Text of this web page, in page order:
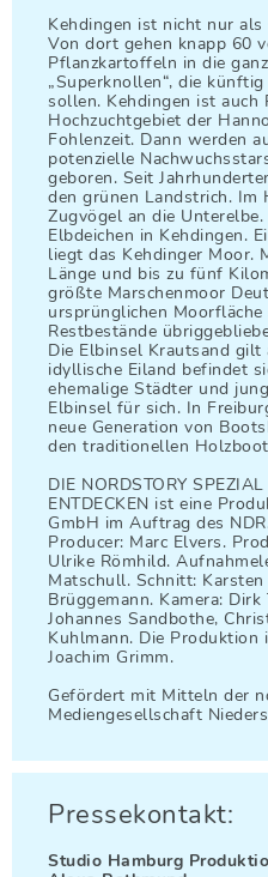
Kehdingen ist nicht nur
Von dort gehen knapp 60
Pflanzkartoffeln in die
„Superknollen“, die
sollen. Kehdingen ist auch
Hochzuchtgebiet der
Fohlenzeit. Dann werden
potenzielle
geboren. Seit
den grünen Landstrich. Im
Zugvögel an die
Elbdeichen in Kehdingen.
liegt das Kehdinger Moor.
Länge und bis zu fünf
größte Marschenmoor
ursprünglichen
Restbestände
Die Elbinsel Krautsand gilt
idyllische Eiland befindet
ehemalige Städter und
Elbinsel für sich. In
neue Generation von
den traditionellen
DIE NORDSTORY
ENTDECKEN ist eine
GmbH im Auftrag des
Producer: Marc Elvers.
Ulrike Römhild.
Matschull. Schnitt: Karsten
Brüggemann. Kamera:
Johannes Sandbothe,
Kuhlmann. Die
Joachim Grimm.
Gefördert mit Mitteln der
Mediengesellschaft
Pressekontakt:
Studio Hamburg